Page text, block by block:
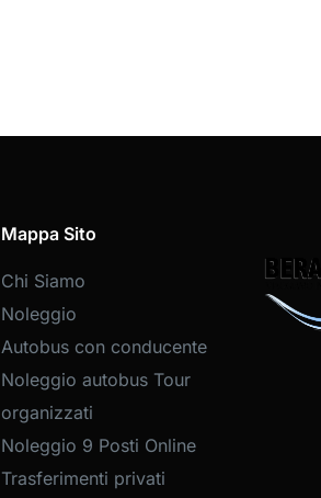
Mappa Sito
Chi Siamo
Noleggio
Autobus con conducente
Noleggio autobus Tour
organizzati
Noleggio 9 Posti Online
Trasferimenti privati